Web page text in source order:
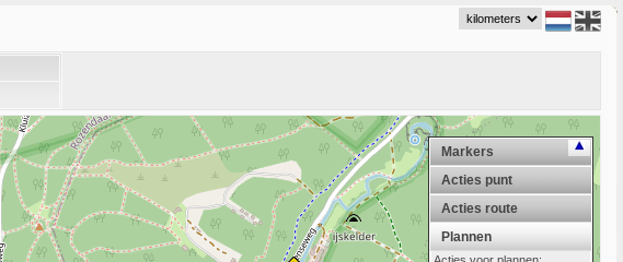
Markers
Acties punt
Acties route
Plannen